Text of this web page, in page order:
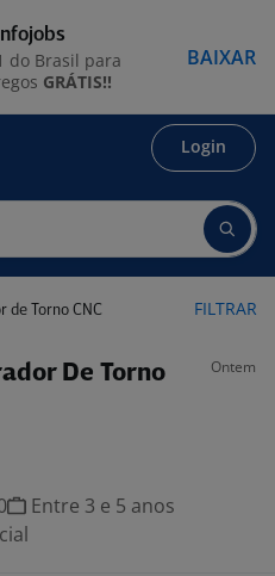
Login
de Torno CNC FILTRAR
De Torno
Ontem
Entre 3 e 5 anos
do Brasil para
GRÁTIS!!
BAIXAR